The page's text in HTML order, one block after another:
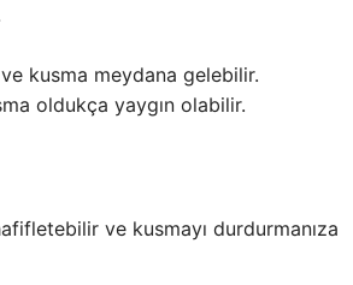
kusma meydana gelebilir.
oldukça yaygın olabilir.
ve kusmayı durdurmanıza